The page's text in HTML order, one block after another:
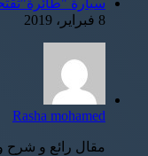
8 فبراير، 2019
Rasha mohamed
مقال رائع و شرح